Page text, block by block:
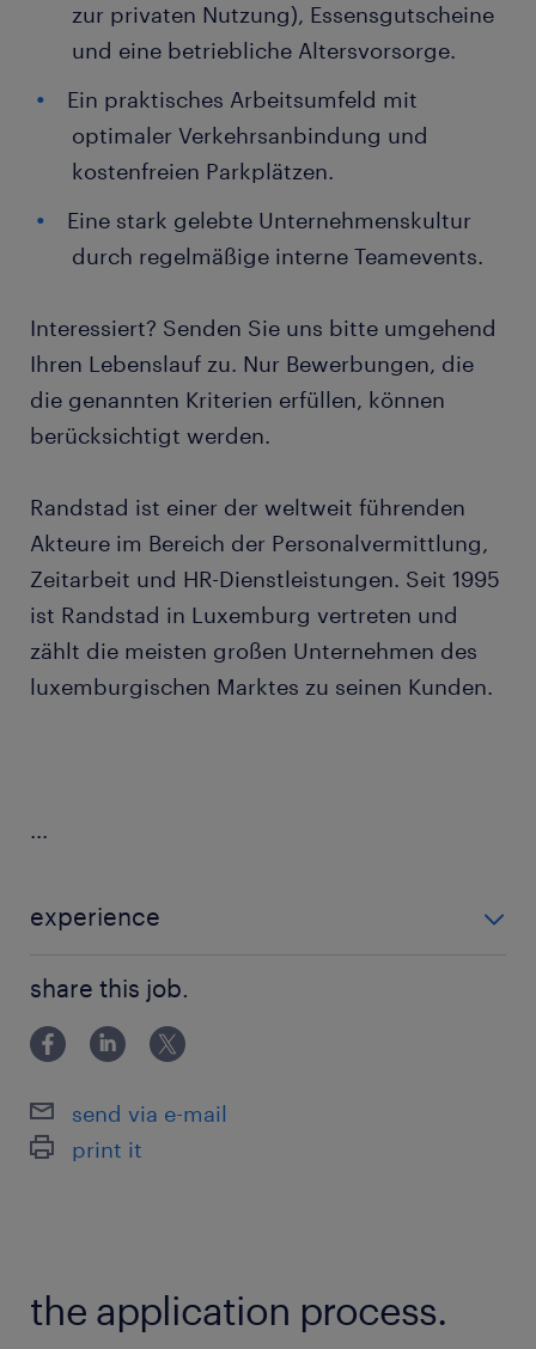
zur privaten Nutzung), Essensgutscheine
und eine betriebliche Altersvorsorge.
Ein praktisches Arbeitsumfeld mit
optimaler Verkehrsanbindung und
kostenfreien Parkplätzen.
Eine stark gelebte Unternehmenskultur
durch regelmäßige interne Teamevents.
Interessiert? Senden Sie uns bitte umgehend
Ihren Lebenslauf zu. Nur Bewerbungen, die
die genannten Kriterien erfüllen, können
berücksichtigt werden.
Randstad ist einer der weltweit führenden
Akteure im Bereich der Personalvermittlung,
Zeitarbeit und HR-Dienstleistungen. Seit 1995
ist Randstad in Luxemburg vertreten und
zählt die meisten großen Unternehmen des
luxemburgischen Marktes zu seinen Kunden.
...
experience
share this job.
send via e-mail
print it
the application process.